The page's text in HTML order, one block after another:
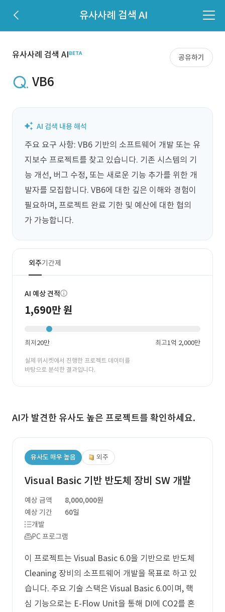
유사사례 검색 AI
유사사례 검색 AI 공유하기
VB6
주요 요구 사항: VB6 기반의 소프트웨어 개발 또는 유
지보수 프로젝트를 찾고 있습니다. 기존 시스템의 기
능 개선, 버그 수정, 또는 새로운 기능 추가를 위한 개
발자를 모집합니다. VB6에 대한 깊은 이해와 경험이
필요하며, 프로젝트 완료 기한 및 예산에 대한 협의
가 가능합니다.
외주기간제
AI 예상 견적
1,690만 원
최저20만 최고1억 2,000만
실제 위시켓에서 진행한 프로젝트 데이터를
바탕으로 분석한 결과입니다.
AI가 발견한 유사도 높은 프로젝트를 확인하세요.
유사도 매우 높음 외주
Visual Basic 기반 반도체 장비 SW 개발
예상 금액
8,000,000원
예상 기간
60일
개발
PC 프로그램
이 프로젝트는 Visual Basic 6.0을 기반으로 반도체
Cleaning 장비의 소프트웨어 개발을 목표로 하고 있
습니다. 주요 기술 스택은 Visual Basic 6.0이며, 핵
심 기능으로는 E-Flow Unit을 통해 DI에 CO2를 혼